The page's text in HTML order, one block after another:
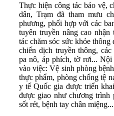
Thực hiện công tác bảo vệ,
dân, Trạm đã tham mưu
phương, phối hợp với các
tuyên truyền nâng cao
tác chăm sóc sức khỏe
chiến dịch truyền thông,
pa nô, áp phích, tờ rơi...
vào việc: Vệ sinh phòng
thực phẩm, phòng chống tệ
y tế Quốc gia được triển
được giao như chương trình
sốt rét, bệnh tay chân miệng...